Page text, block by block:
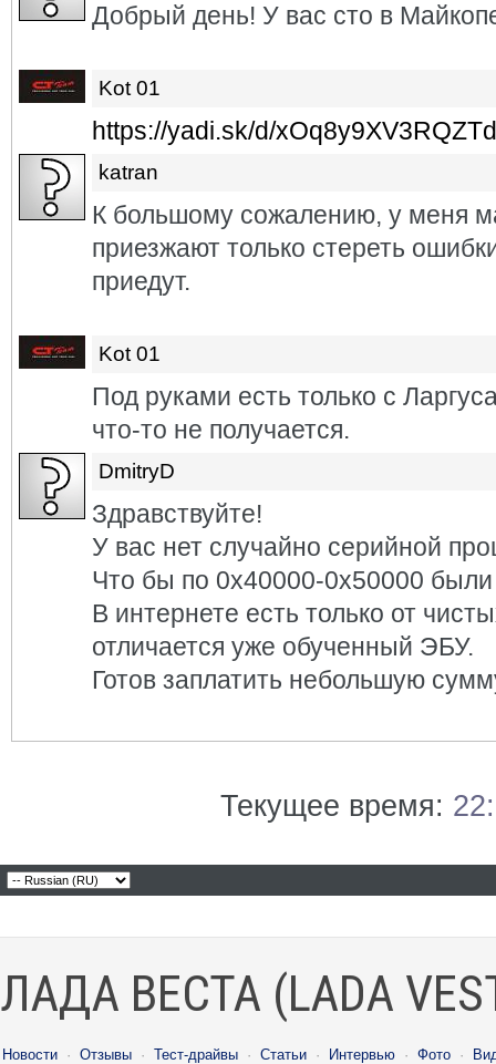
Добрый день! У вас сто в
Kot 01
https://yadi.sk/d/xOq8y9XV3RQZTd
katran
К большому сожалению, у меня
приезжают только стереть
приедут.
Kot 01
Под руками есть только с
что-то не получается.
DmitryD
Здравствуйте!
У вас нет случайно серийной
Что бы по 0x40000-0x50000
В интернете есть только от
отличается уже обученный ЭБУ.
Готов заплатить небольшую
Текущее время:
ЛАДА ВЕСТА (LADA
Новости · Отзывы · Тест-драйвы · Статьи · Интервью · Фото ·